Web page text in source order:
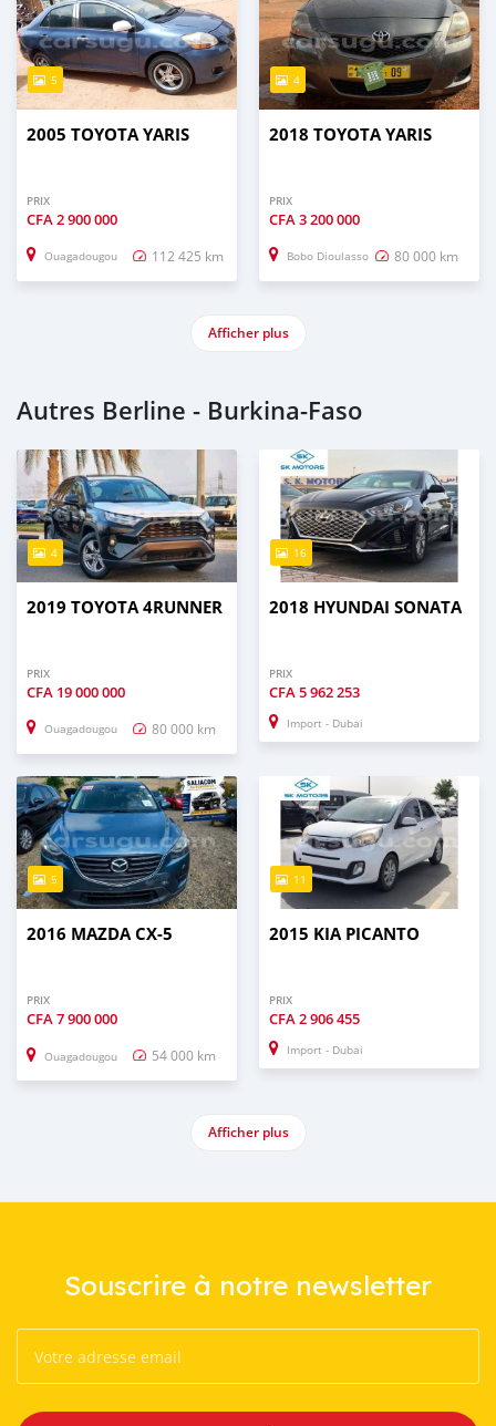
5
2005 TOYOTA YARIS
PRIX
CFA2 900 000
Ouagadougou 112 425 km
4
2018 TOYOTA YARIS
PRIX
CFA3 200 000
Bobo Dioulasso 80 000 km
Afficher plus
Autres Berline - Burkina-Faso
4
2019 TOYOTA 4RUNNER
PRIX
CFA 19 000 000
Ouagadougou 80 000 km
16
2018 HYUNDAI SONATA
PRIX
CFA5 962 253
Import - Dubai
5
2016 MAZDA CX-5
PRIX
CFA7 900 000
Ouagadougou 54 000 km
11
2015 KIA PICANTO
PRIX
CFA2 906 455
Import - Dubai
Afficher plus
Souscrire à notre newsletter